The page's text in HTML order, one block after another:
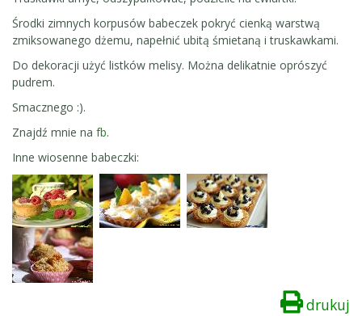
Środki zimnych korpusów babeczek pokryć cienką warstwą
zmiksowanego dżemu, napełnić ubitą śmietaną i truskawkami.
Do dekoracji użyć listków melisy. Można delikatnie oprószyć
pudrem.
Smacznego :).
Znajdź mnie na fb.
Inne wiosenne babeczki:
drukuj